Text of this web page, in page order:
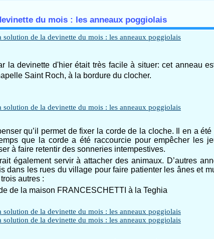
du mois : les anneaux poggiolais
la devinette d'hier était très facile à situer: cet anneau
Saint Roch, à la bordure du clocher.
qu’il permet de fixer la corde de la cloche. Il en a été
que la corde a été raccourcie pour empêcher les
à faire retentir des sonneries intempestives.
également servir à attacher des animaux. D’autres
dans les rues du village pour faire patienter les ânes et
trois autres :
de la maison FRANCESCHETTI à la Teghia